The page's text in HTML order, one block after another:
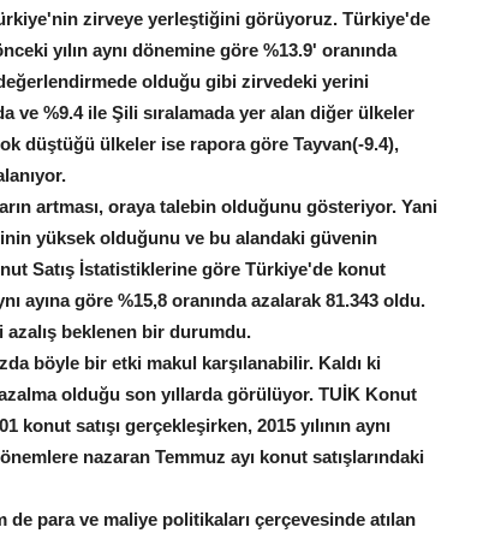
zirveye yerleştiğini görüyoruz. Türkiye'de
yılın aynı dönemine göre %13.9' oranında
olduğu gibi zirvedeki yerini
ve %9.4 ile Şili sıralamada yer alan diğer ülkeler
düştüğü ülkeler ise rapora göre Tayvan(-9.4),
artması, oraya talebin olduğunu gösteriyor. Yani
yüksek olduğunu ve bu alandaki güvenin
Satış İstatistiklerine göre Türkiye'de konut
ayına göre %15,8 oranında azalarak 81.343 oldu.
azalış beklenen bir durumdu.
böyle bir etki makul karşılanabilir. Kaldı ki
olduğu son yıllarda görülüyor. TUİK Konut
satışı gerçekleşirken, 2015 yılının aynı
nazaran Temmuz ayı konut satışlarındaki
para ve maliye politikaları çerçevesinde atılan